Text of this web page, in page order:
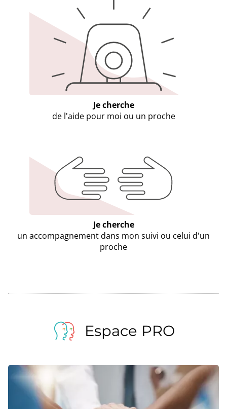
Je cherche
de l'aide pour moi ou un proche
Je cherche
un accompagnement dans mon suivi ou celui d'un
proche
Espace PRO